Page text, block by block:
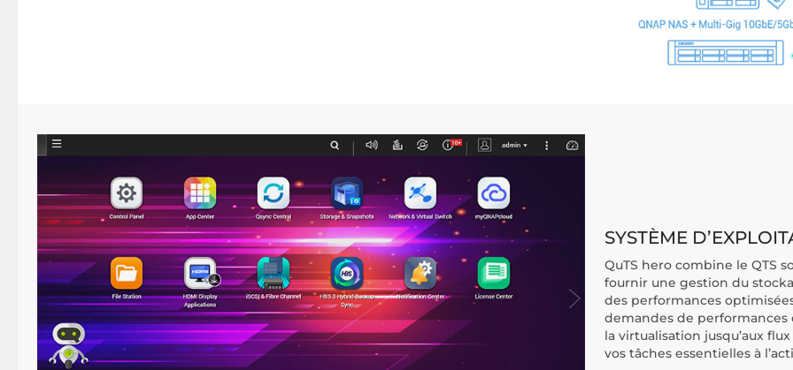
SYSTÈME
QuTS hero combine le QTS
fournir une gestion du
des performances
demandes de performances
la virtualisation jusqu’aux
vos tâches essentielles à